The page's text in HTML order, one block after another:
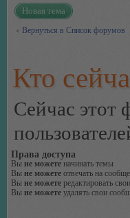
Новая тема
Вернуться в Список форумов
Кто
Сейчас этот
Права доступа
Вы не можете начинать темы
Вы не можете отвечать на
Вы не можете редактировать
Вы не можете удалять свои